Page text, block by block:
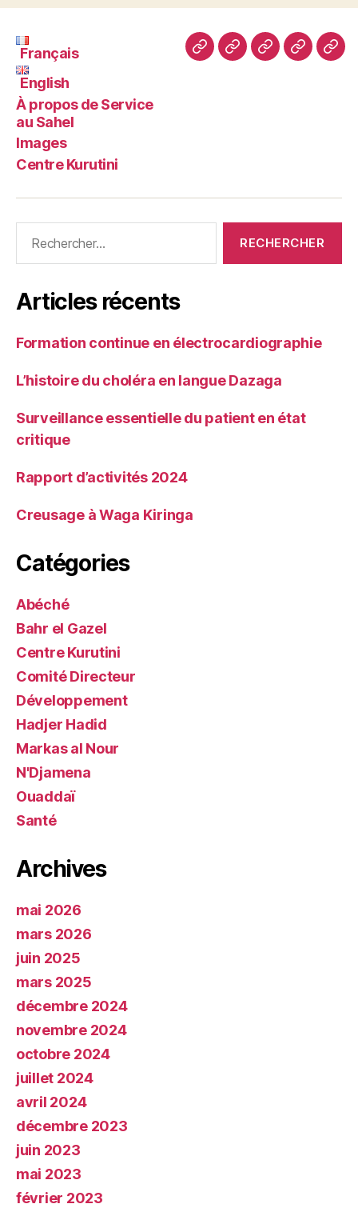
Français
English
À propos de Service
au Sahel
Images
Centre Kurutini
F
i
E
h
À
Images
Articles récents
Formation continue en électrocardiographie
L’histoire du choléra en langue Dazaga
Surveillance essentielle du patient en état
critique
Rapport d’activités 2024
Creusage à Waga Kiringa
Catégories
Abéché
Bahr el Gazel
Centre Kurutini
Comité Directeur
Développement
Hadjer Hadid
Markas al Nour
N'Djamena
Ouaddaï
Santé
Archives
mai 2026
mars 2026
juin 2025
mars 2025
décembre 2024
novembre 2024
octobre 2024
juillet 2024
avril 2024
décembre 2023
juin 2023
mai 2023
février 2023